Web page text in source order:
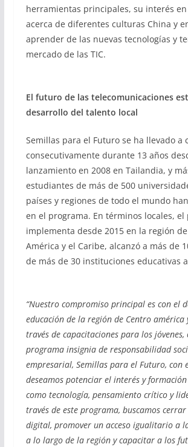
herramientas principales, su interés
acerca de diferentes culturas China y
aprender de las nuevas tecnologías y
mercado de las TIC.
El futuro de las telecomunicaciones
desarrollo del talento local
Semillas para el Futuro se ha llevado a
consecutivamente durante 13 años
lanzamiento en 2008 en Tailandia, y
estudiantes de más de 500
países y regiones de todo el mundo
en el programa. En términos locales, el
implementa desde 2015 en la región
América y el Caribe, alcanzó a más de
de más de 30 instituciones educativas
“Nuestro compromiso principal es con el
educación de la región de Centro américa
través de capacitaciones para los jóvenes,
programa insignia de responsabilidad
empresarial, Semillas para el Futuro, con
deseamos potenciar el interés y
como tecnología, pensamiento crítico y
través de este programa, buscamos
digital, promover un acceso igualitario a
a lo largo de la región y capacitar a los